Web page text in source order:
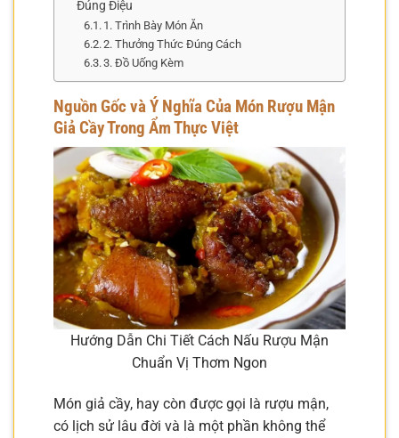
Đúng Điệu
1. Trình Bày Món Ăn
2. Thưởng Thức Đúng Cách
3. Đồ Uống Kèm
Nguồn Gốc và Ý Nghĩa Của Món Rượu Mận
Giả Cầy Trong Ẩm Thực Việt
Hướng Dẫn Chi Tiết Cách Nấu Rượu Mận
Chuẩn Vị Thơm Ngon
Món giả cầy, hay còn được gọi là rượu mận,
có lịch sử lâu đời và là một phần không thể